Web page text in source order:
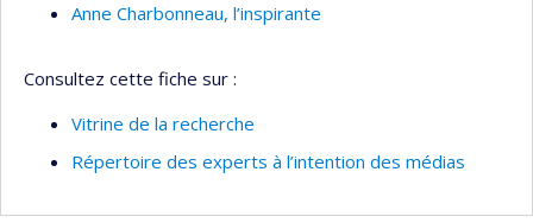
Anne Charbonneau, l’inspirante
Consultez cette fiche sur :
Vitrine de la recherche
Répertoire des experts à l’intention des médias